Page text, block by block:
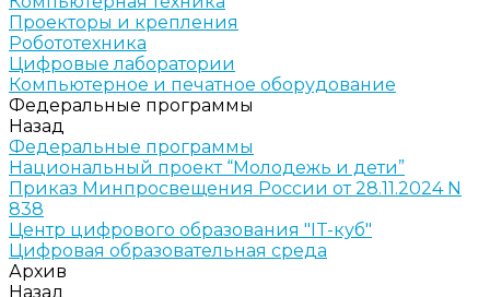
Проекторы и крепления
Робототехника
Цифровые лаборатории
Компьютерное и печатное оборудование
Федеральные программы
Назад
Федеральные программы
Национальный проект “Молодежь и дети”
Приказ Минпросвещения России от 28.11.2024 N
838
Центр цифрового образования "IT-куб"
Цифровая образовательная среда
Архив
Назад